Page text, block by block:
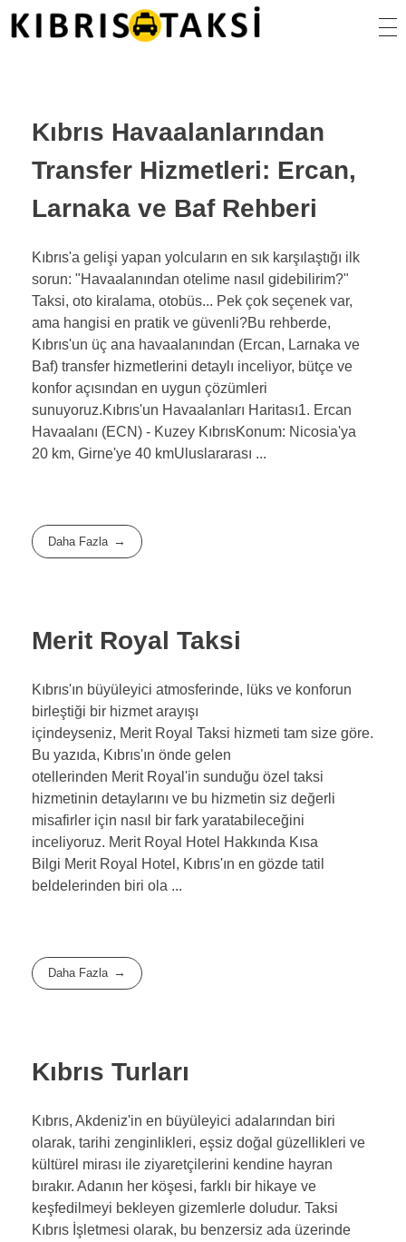
Kıbrıs Havaalanlarından
Transfer Hizmetleri: Ercan,
Larnaka ve Baf Rehberi
Kıbrıs'a gelişi yapan yolcuların en sık karşılaştığı ilk
sorun: "Havaalanından otelime nasıl gidebilirim?"
Taksi, oto kiralama, otobüs... Pek çok seçenek var,
ama hangisi en pratik ve güvenli?Bu rehberde,
Kıbrıs'un üç ana havaalanından (Ercan, Larnaka ve
Baf) transfer hizmetlerini detaylı inceliyor, bütçe ve
konfor açısından en uygun çözümleri
sunuyoruz.Kıbrıs'un Havaalanları Haritası1. Ercan
Havaalanı (ECN) - Kuzey KıbrısKonum: Nicosia'ya
20 km, Girne'ye 40 kmUluslararası ...
Daha Fazla
Merit Royal Taksi
Kıbrıs'ın büyüleyici atmosferinde, lüks ve konforun
birleştiği bir hizmet arayışı
içindeyseniz, Merit Royal Taksi hizmeti tam size göre.
Bu yazıda, Kıbrıs'ın önde gelen
otellerinden Merit Royal'in sunduğu özel taksi
hizmetinin detaylarını ve bu hizmetin siz değerli
misafirler için nasıl bir fark yaratabileceğini
inceliyoruz. Merit Royal Hotel Hakkında Kısa
Bilgi Merit Royal Hotel, Kıbrıs'ın en gözde tatil
beldelerinden biri ola ...
Daha Fazla
Kıbrıs Turları
Kıbrıs, Akdeniz'in en büyüleyici adalarından biri
olarak, tarihi zenginlikleri, eşsiz doğal güzellikleri ve
kültürel mirası ile ziyaretçilerini kendine hayran
bırakır. Adanın her köşesi, farklı bir hikaye ve
keşfedilmeyi bekleyen gizemlerle doludur. Taksi
Kıbrıs İşletmesi olarak, bu benzersiz ada üzerinde